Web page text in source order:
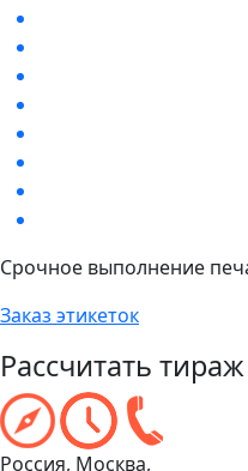
Срочное выполнение
Заказ этикеток
Рассчитать тираж
Россия, Москва,